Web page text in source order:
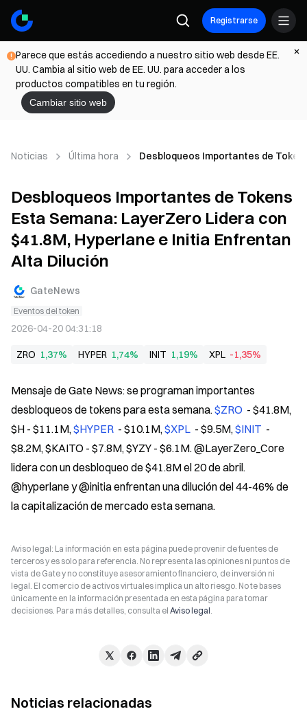
Registrarse
Parece que estás accediendo a nuestro sitio web desde EE.
UU. Cambia al sitio web de EE. UU. para acceder a los
productos compatibles en tu región.
Cambiar sitio web
Noticias Última hora Desbloqueos Importantes de
Desbloqueos Importantes de Tokens
Esta Semana: LayerZero Lidera con
$41.8M, Hyperlane e Initia Enfrentan
Alta Dilución
GateNews
Eventos del token
2026-04-20 04:31:18
ZRO 1,37% HYPER 1,74% INIT 1,19% XPL -1,35%
Mensaje de Gate News: se programan importantes
desbloqueos de tokens para esta semana. $ZRO - $41.8M,
$H - $11.1M, $HYPER - $10.1M, $XPL - $9.5M, $INIT -
$8.2M, $KAITO - $7.8M, $YZY - $6.1M. @LayerZero_Core
lidera con un desbloqueo de $41.8M el 20 de abril.
@hyperlane y @initia enfrentan una dilución del 44-46% de
la capitalización de mercado esta semana.
Aviso legal: La información en esta página puede provenir de fuentes de
terceros y es solo para referencia. No representa las opiniones ni puntos de
vista de Gate y no constituye asesoramiento financiero, de inversión ni
legal. El comercio de activos virtuales implica un alto riesgo. No te bases
únicamente en la información presentada en esta página para tomar
decisiones. Para más detalles, consulta el Aviso legal.
Noticias relacionadas